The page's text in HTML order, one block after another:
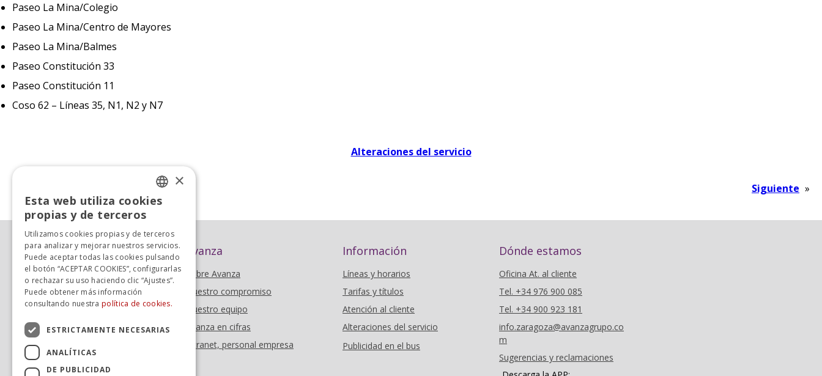
Paseo La Mina/Colegio
Paseo La Mina/Centro de Mayores
Paseo La Mina/Balmes
Paseo Constitución 33
Paseo Constitución 11
Coso 62 – Líneas 35, N1, N2 y N7
Alteraciones del servicio
Siguiente »
Avanza
Sobre Avanza
Nuestro compromiso
Nuestro equipo
Avanza en cifras
Intranet, personal empresa
Información
Líneas y horarios
Tarifas y títulos
Atención al cliente
Alteraciones del servicio
Publicidad en el bus
Dónde estamos
Oficina At. al cliente
Tel. +34 976 900 085
Tel. +34 900 923 181
info.zaragoza@avanzagrupo.co
m
Sugerencias y reclamaciones
SPANISH
×
Esta web utiliza cookies
propias y de terceros
Utilizamos cookies propias y de terceros
para analizar y mejorar nuestros servicios.
Puede aceptar todas las cookies pulsando
el botón “ACEPTAR COOKIES”, configurarlas
o rechazar su uso haciendo clic “Ajustes”.
Puede obtener más información
consultando nuestra política de cookies.
ESTRICTAMENTE NECESARIAS
ANALÍTICAS
DE PUBLICIDAD